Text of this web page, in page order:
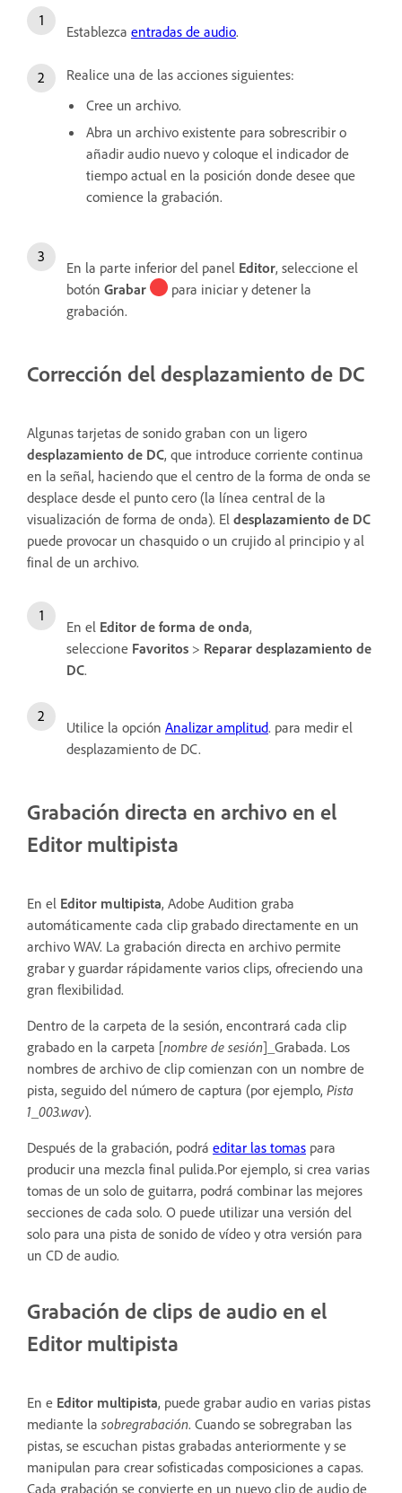
Establezca entradas de audio.
Realice una de las acciones siguientes:
Cree un archivo.
Abra un archivo existente para sobrescribir o
añadir audio nuevo y coloque el indicador de
tiempo actual en la posición donde desee que
comience la grabación.
En la parte inferior del panel Editor, seleccione el
botón Grabar
para iniciar y detener la
grabación.
Corrección del desplazamiento de DC
Algunas tarjetas de sonido graban con un ligero
desplazamiento de DC, que introduce corriente continua
en la señal, haciendo que el centro de la forma de onda se
desplace desde el punto cero (la línea central de la
visualización de forma de onda). El desplazamiento de DC
puede provocar un chasquido o un crujido al principio y al
final de un archivo.
En el Editor de forma de onda,
seleccione Favoritos > Reparar desplazamiento de
DC.
Utilice la opción Analizar amplitud. para medir el
desplazamiento de DC.
Grabación directa en archivo en el
Editor multipista
En el Editor multipista, Adobe Audition graba
automáticamente cada clip grabado directamente en un
archivo WAV. La grabación directa en archivo permite
grabar y guardar rápidamente varios clips, ofreciendo una
gran flexibilidad.
Dentro de la carpeta de la sesión, encontrará cada clip
grabado en la carpeta [nombre de sesión]_Grabada. Los
nombres de archivo de clip comienzan con un nombre de
pista, seguido del número de captura (por ejemplo, Pista
1_003.wav).
Después de la grabación, podrá editar las tomas para
producir una mezcla final pulida.Por ejemplo, si crea varias
tomas de un solo de guitarra, podrá combinar las mejores
secciones de cada solo. O puede utilizar una versión del
solo para una pista de sonido de vídeo y otra versión para
un CD de audio.
Grabación de clips de audio en el
Editor multipista
En e Editor multipista, puede grabar audio en varias pistas
mediante la sobregrabación. Cuando se sobregraban las
pistas, se escuchan pistas grabadas anteriormente y se
manipulan para crear sofisticadas composiciones a capas.
Cada grabación se convierte en un nuevo clip de audio de